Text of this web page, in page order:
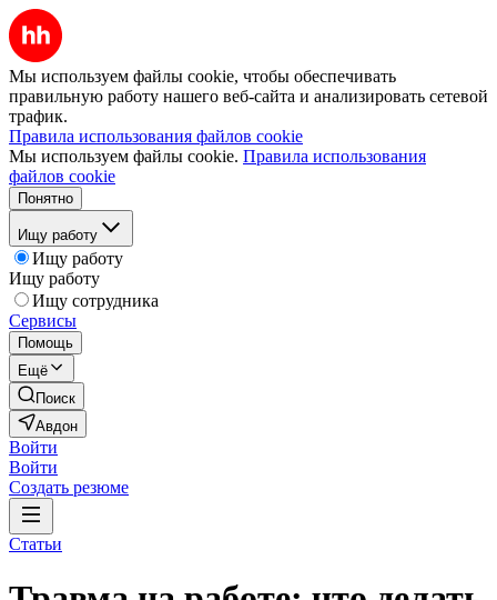
Мы используем файлы cookie, чтобы обеспечивать
правильную работу нашего веб-сайта и анализировать сетевой
трафик.
Правила использования файлов cookie
Мы используем файлы cookie. Правила использования
файлов cookie
Понятно
Ищу работу
Ищу работу
Ищу работу
Ищу сотрудника
Сервисы
Помощь
Ещё
Поиск
Авдон
Войти
Войти
Создать резюме
Статьи